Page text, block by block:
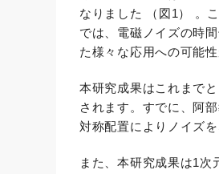
なりました （図1） 。
では、電磁ノイズの時
た様々な応用への可能性
本研究成果はこれまで
されます。すでに、阿
対称配置によりノイズ
また、本研究成果は1